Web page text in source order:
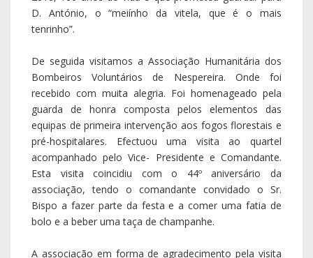
bolo e a beber uma taça de champanhe.
entregou ao Sr. Bispo uma medalha da Associação. Os
bombeiros ficaram muito gratos pela visita de tão
ilustre personagem.
De seguida o Senhor Bispo dirigiu-se à Associação da
Casa do Povo e à Sede da Banda de música. Estas
associações receberam D. António com muita alegria
e afecto nas suas sedes de trabalho. D. António
felicitou o trabalho que têm desenvolvido,
transmitindo palavras de incentivo, coragem e alegria
para estas continuarem o seu magnífico trabalho.
Ao fim da tarde o Sr. Bispo celebrou na Igreja